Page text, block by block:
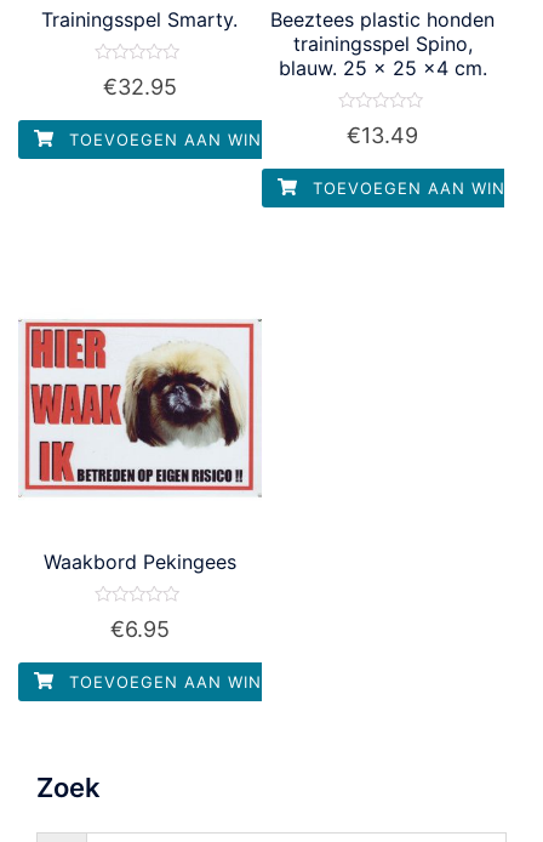
Trainingsspel Smarty.
Waardering
0
5
€32.95
TOEVOEGEN AAN WINKELWAGEN
Beeztees plastic honden
trainingsspel Spino,
blauw. 25 x 25 x4 cm.
Waardering
5
€13.49
TOEVOEGEN AAN
Waakbord Pekingees
Waardering
5
€6.95
TOEVOEGEN AAN WINKELWAGEN
Zoek